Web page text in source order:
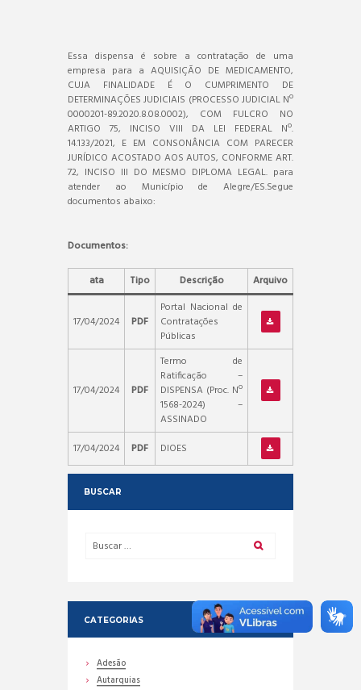
Essa dispensa é sobre a contratação de uma
empresa para a AQUISIÇÃO DE MEDICAMENTO,
CUJA FINALIDADE É O CUMPRIMENTO DE
DETERMINAÇÕES JUDICIAIS (PROCESSO JUDICIAL Nº
0000201-89.2020.8.08.0002), COM FULCRO NO
ARTIGO 75, INCISO VIII DA LEI FEDERAL Nº.
14.133/2021, E EM CONSONÂNCIA COM PARECER
JURÍDICO ACOSTADO AOS AUTOS, CONFORME ART.
72, INCISO III DO MESMO DIPLOMA LEGAL. para
atender ao Município de Alegre/ES.Segue
documentos abaixo:
Documentos:
ata Tipo Descrição Arquivo
17/04/2024 PDF
Portal Nacional de
Contratações
Públicas
17/04/2024 PDF
Termo de
Ratificação –
DISPENSA (Proc. Nº
1568-2024) –
ASSINADO
17/04/2024
PDF DIOES
BUSCAR
CATEGORIAS
Adesão
Autarquias